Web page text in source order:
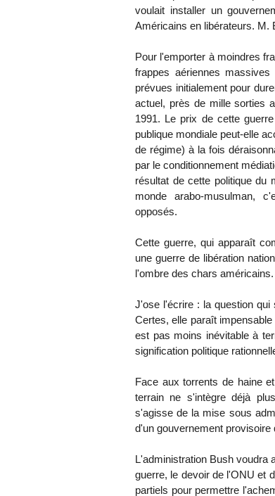
voulait installer un
Américains en libérateurs. M.
Pour l'emporter à moindres
frappes aériennes
prévues initialement pour
actuel, près de mille sorties
1991. Le prix de cette
publique mondiale peut-elle
de régime) à la fois
par le conditionnement
résultat de cette politique du
monde arabo-musulman,
opposés.
Cette guerre, qui apparaît
une guerre de libération
l'ombre des chars américains.
J'ose l'écrire : la question
Certes, elle paraît
est pas moins inévitable à
signification politique
Face aux torrents de haine
terrain ne s'intègre déjà
s'agisse de la mise sous
d'un gouvernement
L'administration Bush voudra
guerre, le devoir de l'ONU et
partiels pour permettre